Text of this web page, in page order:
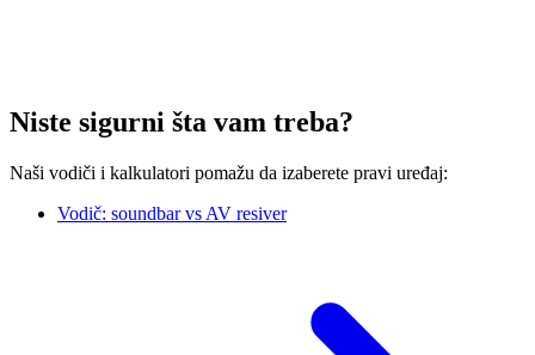
Niste sigurni šta vam treba?
Naši vodiči i kalkulatori pomažu da izaberete pravi uređaj:
Vodič: soundbar vs AV resiver